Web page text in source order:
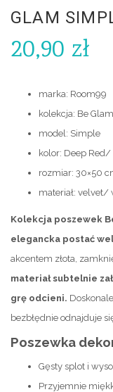
GLAM
20,90 zł
marka: Room99
kolekcja: Be Glam
model: Simple
kolor: Deep
rozmiar: 30×50
materiał: velvet/
Kolekcja poszewek
elegancka postać
akcentem złota,
materiał subtelnie
grę odcieni.
bezbłędnie odnajduje
Poszewka
Gęsty splot i
Przyjemnie